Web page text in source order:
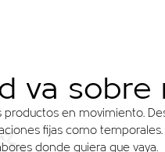
va sobre
en movimiento.
fijas como
donde quiera que vaya.